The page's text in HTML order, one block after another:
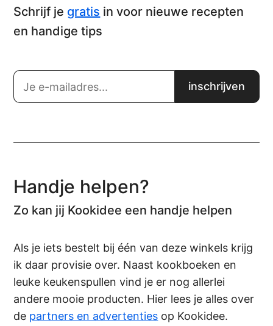
Schrijf je gratis in voor nieuwe recepten
en handige tips
Handje helpen?
Zo kan jij Kookidee een handje helpen
Als je iets bestelt bij één van deze winkels krijg
ik daar provisie over. Naast kookboeken en
leuke keukenspullen vind je er nog allerlei
andere mooie producten. Hier lees je alles over
de partners en advertenties op Kookidee.